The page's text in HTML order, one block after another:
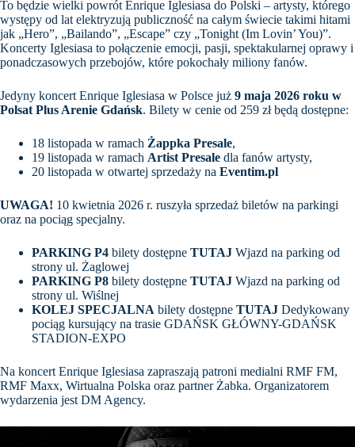
To będzie wielki powrót Enrique Iglesiasa do Polski – artysty, którego
występy od lat elektryzują publiczność na całym świecie takimi hitami
jak „Hero”, „Bailando”, „Escape” czy „Tonight (Im Lovin’ You)”.
Koncerty Iglesiasa to połączenie emocji, pasji, spektakularnej oprawy i
ponadczasowych przebojów, które pokochały miliony fanów.
Jedyny koncert Enrique Iglesiasa w Polsce już 9 maja 2026 roku w
Polsat Plus Arenie Gdańsk. Bilety w cenie od 259 zł będą dostępne:
18 listopada w ramach Żappka Presale,
19 listopada w ramach Artist Presale dla fanów artysty,
20 listopada w otwartej sprzedaży na Eventim.pl
UWAGA! 10 kwietnia 2026 r. ruszyła sprzedaż biletów na parkingi
oraz na pociąg specjalny.
PARKING P4 bilety dostępne TUTAJ Wjazd na parking od
strony ul. Żaglowej
PARKING P8 bilety dostępne TUTAJ Wjazd na parking od
strony ul. Wiślnej
KOLEJ SPECJALNA bilety dostępne TUTAJ Dedykowany
pociąg kursujący na trasie GDAŃSK GŁÓWNY-GDAŃSK
STADION-EXPO
Na koncert Enrique Iglesiasa zapraszają patroni medialni RMF FM,
RMF Maxx, Wirtualna Polska oraz partner Żabka. Organizatorem
wydarzenia jest DM Agency.